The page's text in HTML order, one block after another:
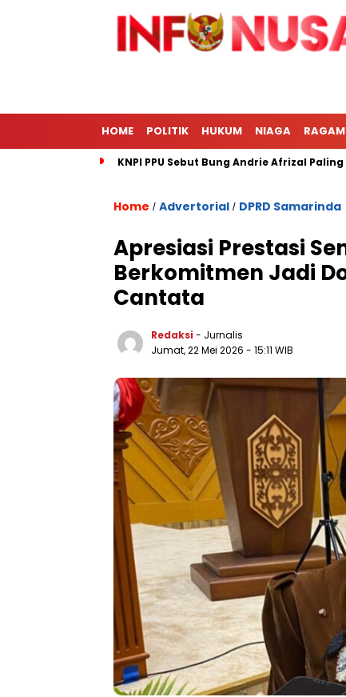
HOME POLITIK HUKUM NIAGA RAGAM
KNPI PPU Sebut Bung Andrie Afrizal
Home / Advertorial / DPRD Samarinda
Apresiasi Prestasi
Berkomitmen Jadi
Cantata
Redaksi - Jurnalis
Jumat, 22 Mei 2026 - 15:11 WIB